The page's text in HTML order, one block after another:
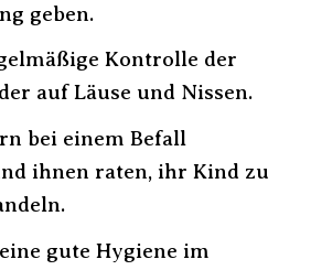
geben.
Kontrolle der
auf Läuse und Nissen.
bei einem Befall
ihnen raten, ihr Kind zu
gute Hygiene im